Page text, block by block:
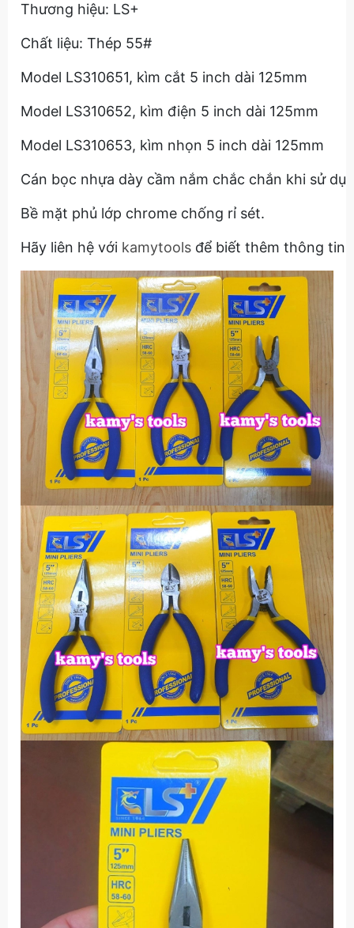
Thương hiệu: LS+
Chất liệu: Thép 55#
Model LS310651, kìm cắt 5 inch dài 125mm
Model LS310652, kìm điện 5 inch dài 125mm
Model LS310653, kìm nhọn 5 inch dài 125mm
Cán bọc nhựa dày cầm nắm chắc chắn khi sử
Bề mặt phủ lớp chrome chống rỉ sét.
Hãy liên hệ với kamytools để biết thêm thông tin